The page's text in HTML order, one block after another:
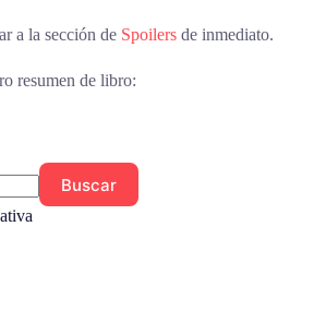
a la sección de Spoilers de inmediato.
resumen de libro:
Buscar